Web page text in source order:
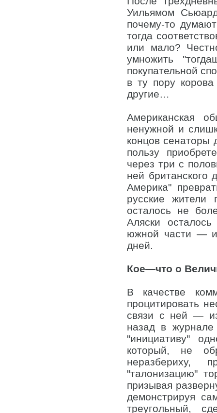
Уильямом
почему-то
тогда
или мало?
умножить
покупательной
в ту пору
другие…
Американская
ненужной и
концов сенаторы
пользу
через три с
ней
Америка"
русские жители
осталось не
Аляски
южной части — и
дней.
Кое—что о
В качестве
процитировать
связи с ней — из
назад в
"инициативу"
который, не
неразбериху,
"талонизацию"
призывая
демонстрируя
треугольный,